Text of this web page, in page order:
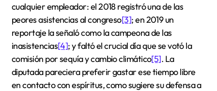
cualquier empleador: el 2018 registró una de las
peores asistencias al congreso[3]; en 2019 un
reportaje la señaló como la campeona de las
inasistencias[4]; y faltó el crucial día que se votó la
comisión por sequía y cambio climático[5]. La
diputada pareciera preferir gastar ese tiempo libre
en contacto con espíritus, como sugiere su defensa a